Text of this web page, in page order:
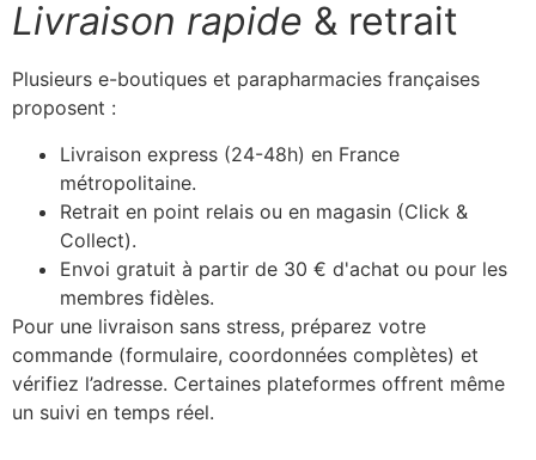
Livraison rapide & retrait
Plusieurs e-boutiques et parapharmacies françaises
proposent :
Livraison express (24-48h) en France
métropolitaine.
Retrait en point relais ou en magasin (Click &
Collect).
Envoi gratuit à partir de 30 € d'achat ou pour les
membres fidèles.
Pour une livraison sans stress, préparez votre
commande (formulaire, coordonnées complètes) et
vérifiez l’adresse. Certaines plateformes offrent même
un suivi en temps réel.